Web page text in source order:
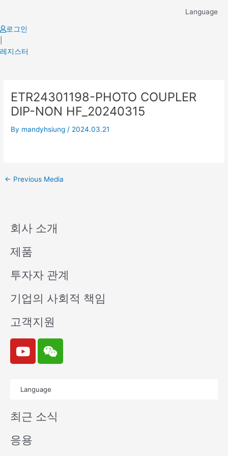
content
Language
로그인
레지스터
ETR24301198-PHOTO COUPLER
DIP-NON HF_20240315
By mandyhsiung / 2024.03.21
navigation
← Previous Media
회사 소개
제품
투자자 관계
기업의 사회적 책임
고객지원
Y
o
u
e
W
e
i
n
Language
최근 소식
응용